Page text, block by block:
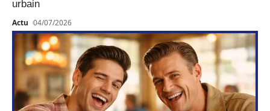
urbain
Actu 04/07/2026